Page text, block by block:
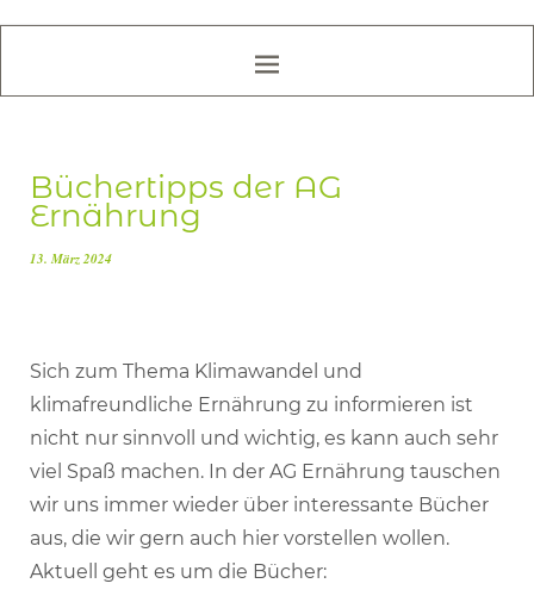
Büchertipps der AG
Ernährung
13. März 2024
Sich zum Thema Klimawandel und
klimafreundliche Ernährung zu informieren ist
nicht nur sinnvoll und wichtig, es kann auch sehr
viel Spaß machen. In der AG Ernährung tauschen
wir uns immer wieder über interessante Bücher
aus, die wir gern auch hier vorstellen wollen.
Aktuell geht es um die Bücher: